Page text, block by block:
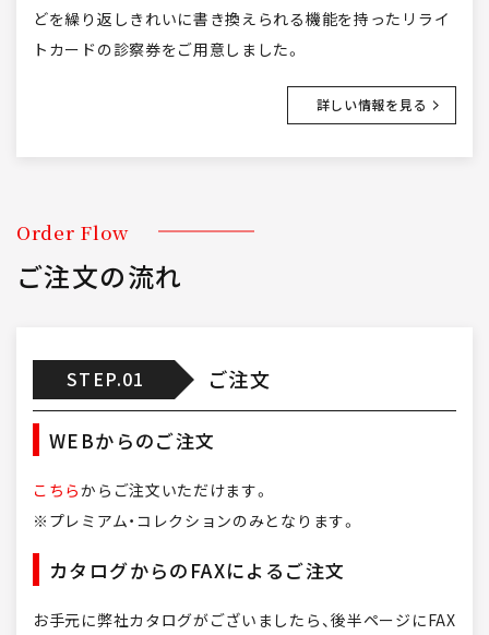
どを繰り返しきれいに書き換えられる機能を持ったリライ
トカードの診察券をご用意しました。
詳しい情報を見る
Order Flow
ご注文の流れ
STEP.01 ご注文
WEBからのご注文
こちらからご注文いただけます。
※プレミアム・コレクションのみとなります。
カタログからのFAXによるご注文
お手元に弊社カタログがございましたら、後半ページにFAX